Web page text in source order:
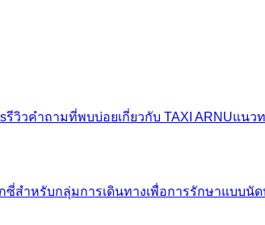
รีวิวคำถามที่พบบ่อยเกี่ยวกับ TAXI ARNUแนว
ซี่สำหรับกลุ่มการเดินทางเพื่อการรักษาแบบนั